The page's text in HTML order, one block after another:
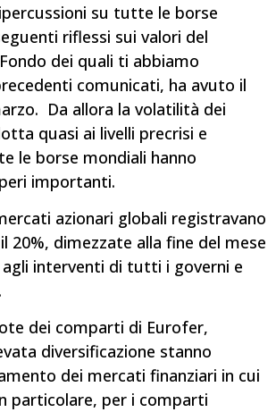
su tutte le borse
riflessi sui valori del
dei quali ti abbiamo
comunicati, ha avuto il
Da allora la volatilità dei
quasi ai livelli precrisi e
le borse mondiali hanno
importanti.
azionari globali registravano
20%, dimezzate alla fine del mese
interventi di tutti i governi e
dei comparti di Eurofer,
diversificazione stanno
dei mercati finanziari in cui
particolare, per i comparti